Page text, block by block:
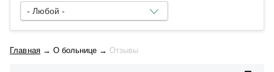
- Любой -
Главная →О больнице → Отзывы